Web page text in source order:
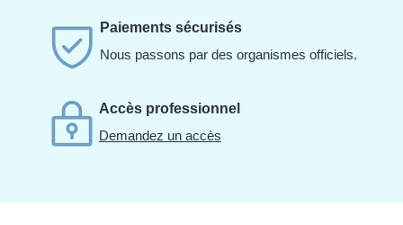
Paiements sécurisés
Nous passons par des organismes officiels.
Accès professionnel
Demandez un accès